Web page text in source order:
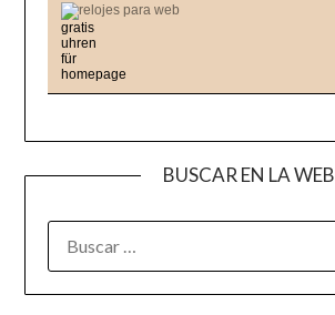
relojes para web
BUSCAR EN LA WEB